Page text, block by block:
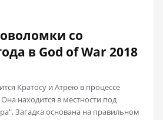
со
в God of War 2018
Кратосу и Атрею в процессе
находится в местности под
Загадка основана на правильном